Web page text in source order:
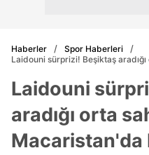
Haberler
Spor Haberleri
Laidouni sürprizi! Beşiktaş
Laidouni
aradığı orta
Macaristan'da